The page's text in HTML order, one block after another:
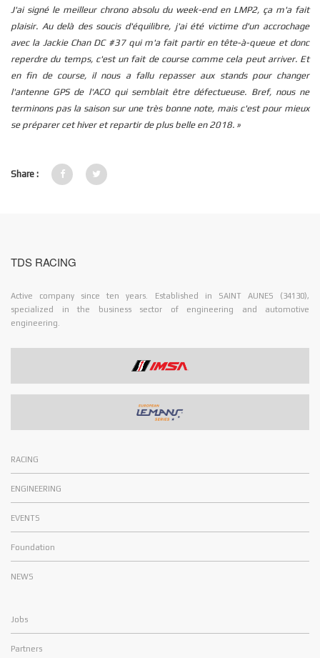
J'ai signé le meilleur chrono absolu du week-end en LMP2, ça m'a fait
plaisir. Au delà des soucis d'équilibre, j'ai été victime d'un accrochage
avec la Jackie Chan DC #37 qui m'a fait partir en tête-à-queue et donc
reperdre du temps, c'est un fait de course comme cela peut arriver. Et
en fin de course, il nous a fallu repasser aux stands pour changer
l'antenne GPS de l'ACO qui semblait être défectueuse. Bref, nous ne
terminons pas la saison sur une très bonne note, mais c'est pour mieux
se préparer cet hiver et repartir de plus belle en 2018. »
Share :
TDS RACING
Active company since ten years. Established in SAINT AUNES (34130),
specialized in the business sector of engineering and automotive
engineering.
RACING
ENGINEERING
EVENTS
Foundation
NEWS
Jobs
Partners